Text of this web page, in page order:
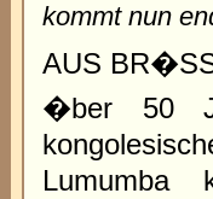
kommt nun
AUS
�ber 50